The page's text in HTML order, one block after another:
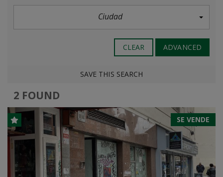
Ciudad
CLEAR ADVANCED
SAVE THIS SEARCH
2 FOUND
SE VENDE